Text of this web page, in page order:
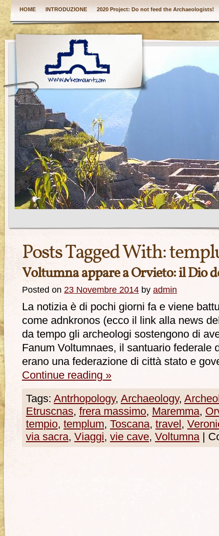
HOME INTRODUZIONE 2020 Project: Do not feed the Archaeologists!
Posts Tagged With:
Voltumna appare a Orvieto: il Dio
Posted on 23 Novembre 2014 by admin
La notizia è di pochi giorni fa e viene
come adnkronos (ecco il link alla news
da tempo gli archeologi sostengono di
Fanum Voltumnaes, il santuario federale
erano una federazione di città stato e
Continue reading »
Tags: Antrhopology, Archaeology,
Etruscnas, frera massimo, Maremma,
tempio, templum, Toscana, travel ,
via sacra, Viaggi, vie cave, Voltumna